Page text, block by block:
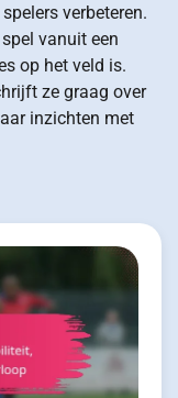
verbeteren.
vanuit een
op het veld is.
ze graag over
inzichten met